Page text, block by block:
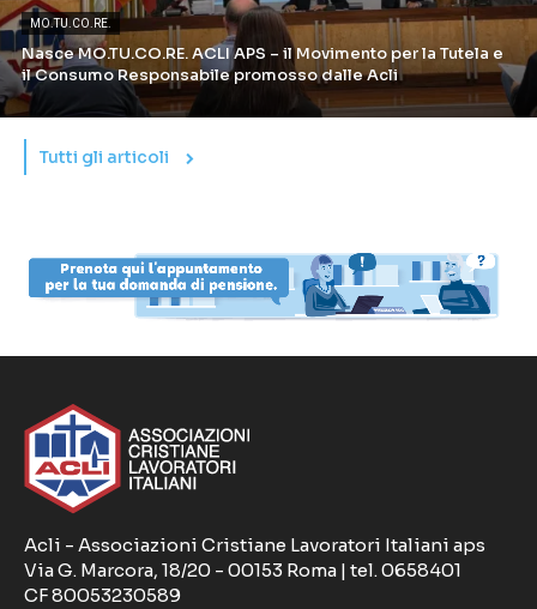
MO.TU.CO.RE.
Nasce MO.TU.CO.RE. ACLI APS – il Movimento per la Tutela e
il Consumo Responsabile promosso dalle Acli
Tutti gli articoli
Acli - Associazioni Cristiane Lavoratori Italiani aps
Via G. Marcora, 18/20 - 00153 Roma | tel. 0658401
CF 80053230589